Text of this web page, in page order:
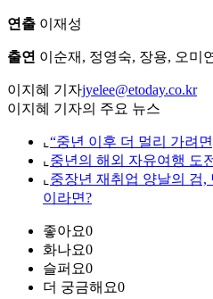
연출 이재성
출연 이순재, 정영숙, 장용, 오미
이지혜 기자jyelee@etoday.co.kr
이지혜 기자의 주요 뉴스
⌞ “중년 이후 더 멀리 가려
⌞ 중년의 해외 자유여행 도
⌞ 중장년 재취업 양날의 검,
이라면?
좋아요0
화나요0
슬퍼요0
더 궁금해요0